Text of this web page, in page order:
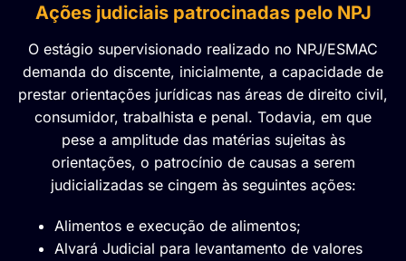
Ações judiciais patrocinadas pelo NPJ
O estágio supervisionado realizado no NPJ/ESMAC
demanda do discente, inicialmente, a capacidade de
prestar orientações jurídicas nas áreas de direito civil,
consumidor, trabalhista e penal. Todavia, em que
pese a amplitude das matérias sujeitas às
orientações, o patrocínio de causas a serem
judicializadas se cingem às seguintes ações:
Alimentos e execução de alimentos;
Alvará Judicial para levantamento de valores